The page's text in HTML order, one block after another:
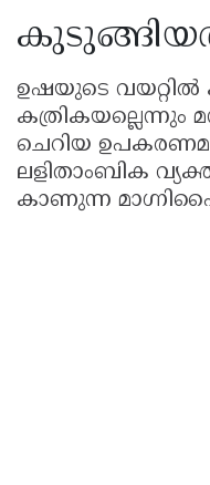
ഉഷയുടെ
കത്രികയല്ലെന്നും
ചെറിയ
ലളിതാംബിക
കാണുന്ന